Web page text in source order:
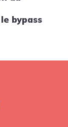
bypass